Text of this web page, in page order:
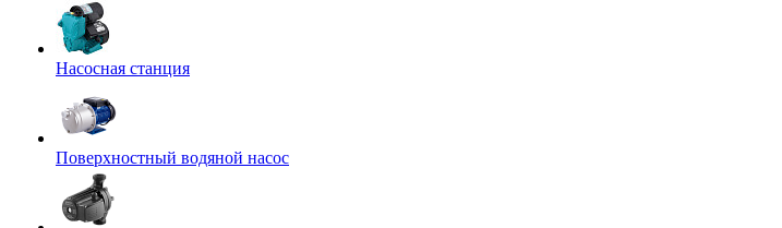
Насосная станция
Поверхностный водяной насос